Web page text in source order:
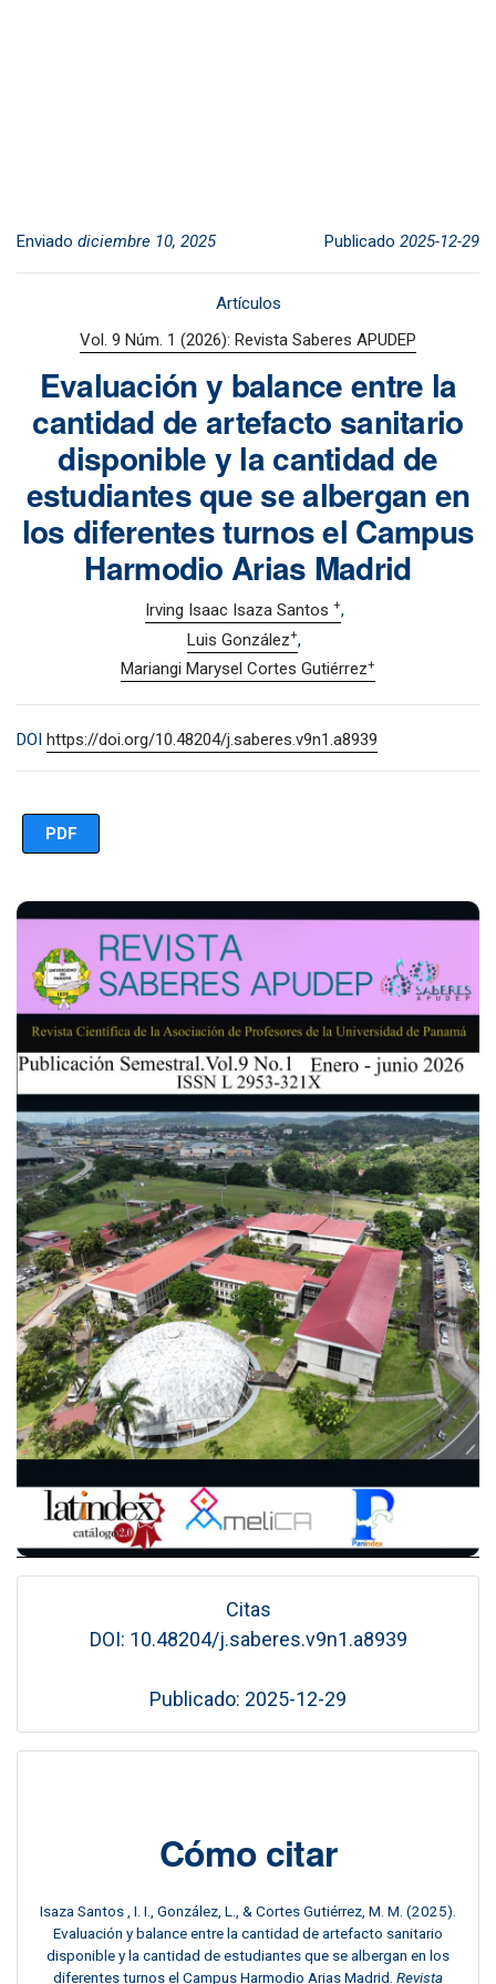
Enviado diciembre 10, 2025 Publicado 2025-12-29
Artículos
Vol. 9 Núm. 1 (2026): Revista Saberes APUDEP
Evaluación y balance entre la
cantidad de artefacto sanitario
disponible y la cantidad de
estudiantes que se albergan en
los diferentes turnos el Campus
Harmodio Arias Madrid
Irving Isaac Isaza Santos +
Luis González+
Mariangi Marysel Cortes Gutiérrez+
DOI https://doi.org/10.48204/j.saberes.v9n1.a8939
PDF
Imagen de portada
Citas
DOI: 10.48204/j.saberes.v9n1.a8939
Publicado: 2025-12-29
Cómo citar
Isaza Santos , I. I., González, L., & Cortes Gutiérrez, M. M. (2025).
Evaluación y balance entre la cantidad de artefacto sanitario
disponible y la cantidad de estudiantes que se albergan en los
diferentes turnos el Campus Harmodio Arias Madrid. Revista